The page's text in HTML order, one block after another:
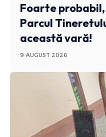
Foarte
Parcul
această vară!
9 AUGUST 2026